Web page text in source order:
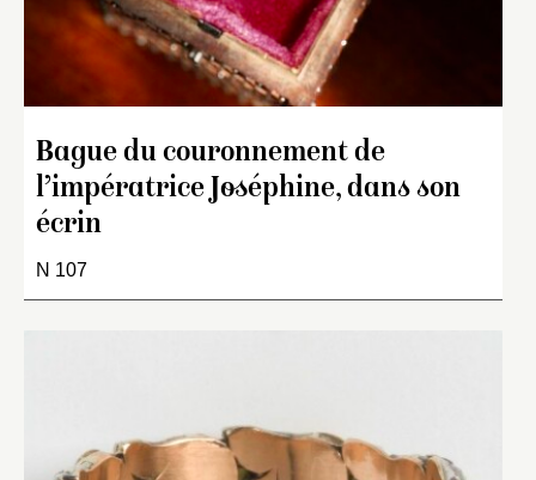
Bague du couronnement de
l’impératrice Joséphine, dans son
écrin
N 107